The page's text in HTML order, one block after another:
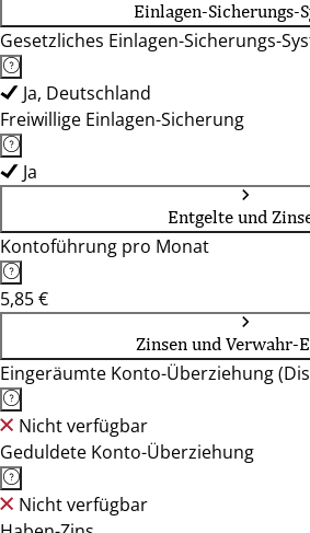
Einlagen-Sicherungs-
Gesetzliches Einlagen-Sicherungs-
Ja, Deutschland
Freiwillige Einlagen-Sicherung
Ja
Entgelte und
Kontoführung pro Monat
5,85 €
Zinsen und Verwahr-
Eingeräumte Konto-Überziehung
Nicht verfügbar
Geduldete Konto-Überziehung
Nicht verfügbar